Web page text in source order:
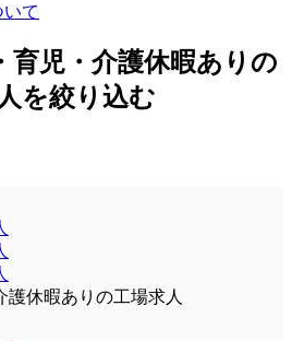
て
育児・介護休暇ありの
を絞り込む
護休暇ありの工場求人